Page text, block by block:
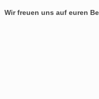
Wir freuen uns auf euren